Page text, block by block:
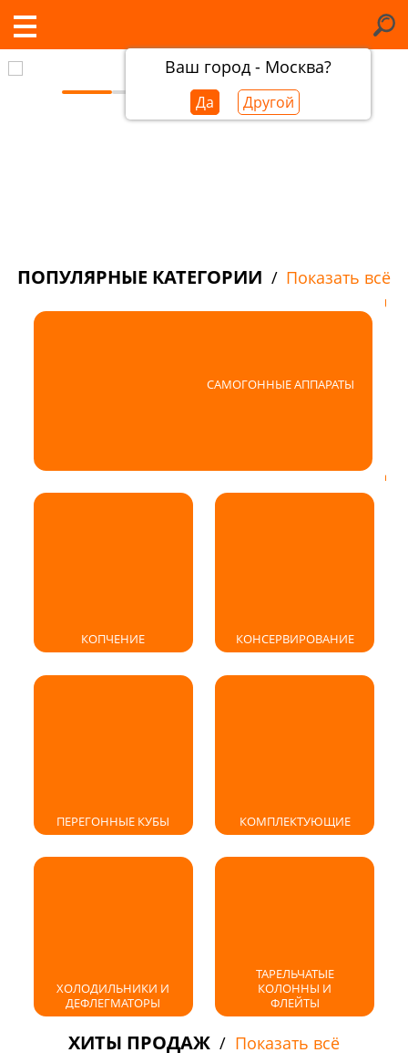
Ваш город - Москва?
Да Другой
ПОПУЛЯРНЫЕ КАТЕГОРИИ / Показать всё
САМОГОННЫЕ АППАРАТЫ
КОПЧЕНИЕ КОНСЕРВИРОВАНИЕ
ПЕРЕГОННЫЕ КУБЫ КОМПЛЕКТУЮЩИЕ
ХОЛОДИЛЬНИКИ И
ДЕФЛЕГМАТОРЫ
ТАРЕЛЬЧАТЫЕ
КОЛОННЫ И
ФЛЕЙТЫ
ХИТЫ ПРОДАЖ / Показать всё